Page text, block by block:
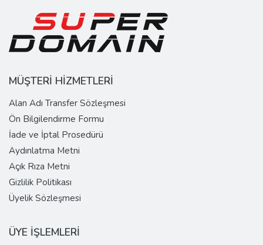
MÜŞTERİ HİZMETLERİ
Alan Adı Transfer Sözleşmesi
Ön Bilgilendirme Formu
İade ve İptal Prosedürü
Aydınlatma Metni
Açık Rıza Metni
Gizlilik Politikası
Üyelik Sözleşmesi
ÜYE İŞLEMLERİ